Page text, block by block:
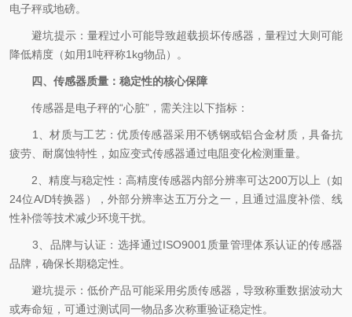
电子秤或地磅。
避坑提示： 量程过小可能导致超载损坏传感器，量程过大则可能
降低精度（如用1吨秤称1kg物品）。
四、传感器质量：稳定性的核心保障
传感器是电子秤的“心脏”，需关注以下指标：
1、材质与工艺：优质传感器采用不锈钢或铝合金材质，具备抗
疲劳、耐腐蚀特性，如应变式传感器通过电阻变化检测重量。
2、精度与稳定性：高精度传感器内部分辨率可达200万以上（如
24位A/D转换器），外部分辨率达五万分之一，且通过温度补偿、线
性补偿等技术减少环境干扰。
3、品牌与认证：选择通过ISO9001质量管理体系认证的传感器
品牌，确保长期稳定性。
避坑提示： 低价产品可能采用劣质传感器，导致称重数据波动大
或寿命短，可通过测试同一物品多次称重验证稳定性。